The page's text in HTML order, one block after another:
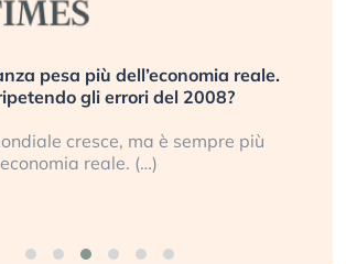
pesa più dell’economia reale.
gli errori del 2008?
cresce, ma è sempre più
reale. (…)